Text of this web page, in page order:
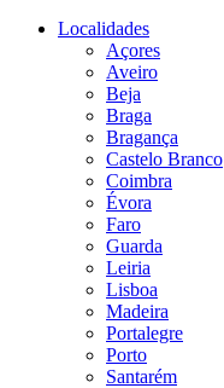
Localidades
Açores
Aveiro
Beja
Braga
Bragança
Castelo Branco
Coimbra
Évora
Faro
Guarda
Leiria
Lisboa
Madeira
Portalegre
Porto
Santarém